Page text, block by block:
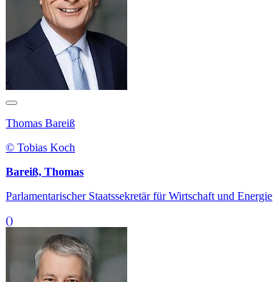
Thomas Bareiß
© Tobias Koch
Bareiß, Thomas
Parlamentarischer Staatssekretär für Wirtschaft und Energie
()